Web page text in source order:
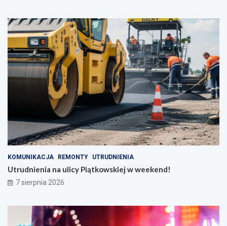
i
KOMUNIKACJA REMONTY UTRUDNIENIA
Utrudnienia na ulicy Piątkowskiej w weekend!
7 sierpnia 2026